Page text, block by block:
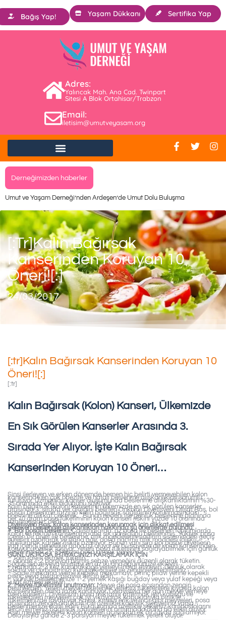
Sertifika Yap
Yaşam Dükkanı
Bağış Yap!
Adres:
Yalıncak Mah. Ana Cad. Twinpart
Sitesi A Blok Ortahisar/Trabzon
Email:
iletisim@umutveyasam.org
Derneğimizden haberler
Umut ve Yaşam Derneği’nden Ardeşen’de Umut Dolu Buluşma
[:tr]Kalın Bağırsak
Kanserinden Koruyan 10
Öneri![:]
24/03/2017
[:tr]Kalın Bağırsak Kanserinden Koruyan 10
Öneri![:]
[:tr]
Kalın Bağırsak (kolon) Kanseri, Ülkemizde
En Sık Görülen Kanserler Arasında 3.
Sırada Yer Alıyor. İşte Kalın Bağırsak
Kanserinden Koruyan 10 Öneri…
Sinsi ilerleyen ve erken dönemde hemen hiç belirti vermeyebilen kolon
kanserinde en çok obezite ve hatalı beslenme alışkanlıkları sorumlu
tutuluyor. Uzmanlar, kanser oluşumunda beslenme alışkanlıklarının %30-
35 oranında etkili olduğunu söylüyor.
Kalın bağırsak (kolon) kanserinin ülkemizde en sık görülen kanserler
arasında 3. sırada yer aldığını belirten Onkoloji Diyetisyeni Dilşat Baş, bol
posalı beslenme tarzının kalın bağırsak sağlığının korunmasındaki
önemine dikkat çekerek, “Bunun nedeni ise günlük beslenme planında
her 10 gram posa tüketiminin kolon kanseri riskini yüzde 10 oranında
azaltmasıdır” dedi.
Diyetisyen Baş, kolon kanserinden korunmak için dikkat edilmesi
gereken beslenme alışkanlıkları hakkında şu önerilerde bulundu.
1. Bol posalı beslenin:Çalışmalarda; az posa ile beslenen toplumlarda
kolon ve rektum kanserinin daha sık görüldüğü belirlenmiş. Yüksek posa
içeren bir diyet ile beslenme, atık maddelerin sindirim sisteminden geçiş
süresini azaltarak ve daha ağır, daha hacimli atık maddesi (dışkı)
oluşturarak kanser riskini azaltıyor. Bunun yanı sıra bol posalı diyetlerin
yağ içeriği genellikle daha az oluyor ve bu sayede de kolon kanserinden
koruyucu özellik taşıyor. Yeterli posa tüketimini sağlayabilmek için günlük
beslenmede 25-35 gram posa almak gerekiyor.
GÜNLÜK POSA İHTİYACINIZI KARŞILAMAK İÇİN
– Tam tahıllı ekmek tüketin.
– Günde 1-2 porsiyon pişmiş sebze yemeğini düzenli olarak tüketin.
Söğüş sebze veya salatayı en az iki ana öğününüze ekleyin.
•-Haftada 2-3 kez kurubaklagil yemeyi ihmal etmeyin. Günlük olarak
salata ve çorbalarınızı kurubaklagiller ile zenginleştirebilirsiniz.
– Sade makarna yerine kepekli makarnayı, pirinç pilavı yerine kepekli
pirinç veya bulgur pilavını tercih edin.
– Günlük beslenmenize 1-2 yemek kaşığı buğday veya yulaf kepeği veya
yulaf ezmesi ekleyin.
2. Meyve tüketimini unutmayın:Meyve de posa açısından zengin
besinlerden. Yeterli meyve tüketenler yetersiz tüketenlere kıyasla kolon
kanserinden daha fazla korunuyor. Dolayısıyla her gün meyve yemeye
özen gösterin. Diyetinizin posa miktarını arttırmak için kabuğu ile
tüketilebilen meyveleri çok iyi yıkayarak kabuklarıyla birlikte
tüketmenizde fayda var. Kayısı, kırmızı erik ve incir gibi meyveleri, posa
açısından zengin oldukları için özellikle kabızlık şikayetiniz varsa
beslenmenize dahil edin. Bu durumda özellikle şekersiz kompostolarını
tercih etmeniz bağırsak faaliyetlerini arttırmada daha da etkili oluyor.
Aşırı meyve tüketimi kolon kanseri açısından ek bir fayda sağlamıyor.
Dolayısıyla günde 2-3 porsiyon meyve tüketmek yeterli oluyor.